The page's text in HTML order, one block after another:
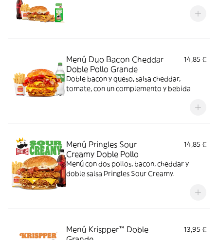
Menú Duo Bacon Cheddar
Doble Pollo Grande
14,85 €
Doble bacon y queso, salsa cheddar,
tomate, con un complemento y bebida
Menú Pringles Sour
Creamy Doble Pollo
14,85 €
Menú con dos pollos, bacon, cheddar y
doble salsa Pringles Sour Creamy.
Menú Krispper™ Doble
13,95 €